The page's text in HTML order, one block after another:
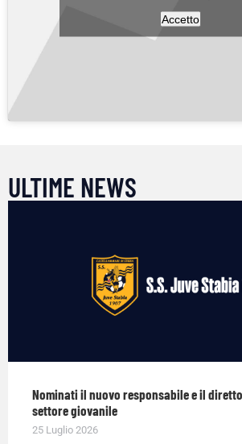
Accetto
ULTIME NEWS
Nominati il nuovo responsabile e il
settore giovanile
25 Luglio 2026